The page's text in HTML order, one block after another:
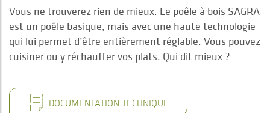
Vous ne trouverez rien de mieux. Le poêle à bois SAGRA
est un poêle basique, mais avec une haute technologie
qui lui permet d’être entièrement réglable. Vous pouvez
cuisiner ou y réchauffer vos plats. Qui dit mieux ?
DOCUMENTATION TECHNIQUE